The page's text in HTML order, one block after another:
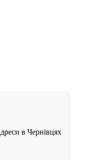
в Чернівцях